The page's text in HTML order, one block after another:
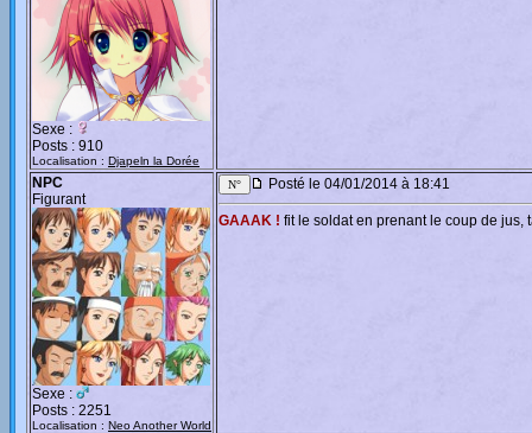
Sexe :
Posts : 910
Localisation : Djapeln la Dorée
NPC
Figurant
Sexe :
Posts : 2251
Localisation : Neo Another World
Posté le 04/01/2014 à 18:41
GAAAK ! fit le soldat en prenant le coup de jus,